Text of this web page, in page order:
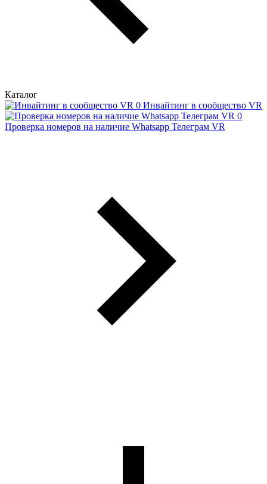
Каталог
Инвайтинг в сообщество VR
Проверка номеров на наличие Whatsapp Телеграм VR